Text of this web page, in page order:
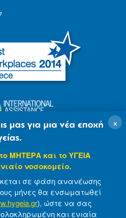
Privacy Policy
×
μας για μια νέα εποχή
ΜΗΤΕΡΑ και το ΥΓΕΙΑ
νοσοκομείο.
σε φάση ανανέωσης
μήνες θα ενσωματωθεί
), ώστε να σας
και ενιαία